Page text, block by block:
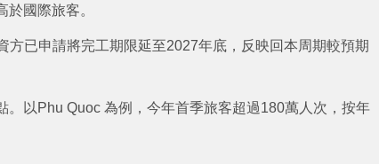
國際旅客。
方已申請將完工期限延至2027年底，反映回本周期較預期
以Phu Quoc 為例，今年首季旅客超過180萬人次，按年